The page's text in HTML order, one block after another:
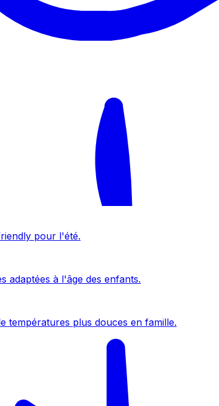
pour l'été.
adaptées à l'âge des enfants.
températures plus douces en famille.